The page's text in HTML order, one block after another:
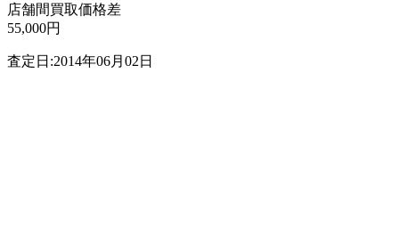
店舗間買取価格差
55,000円
査定日:2014年06月02日